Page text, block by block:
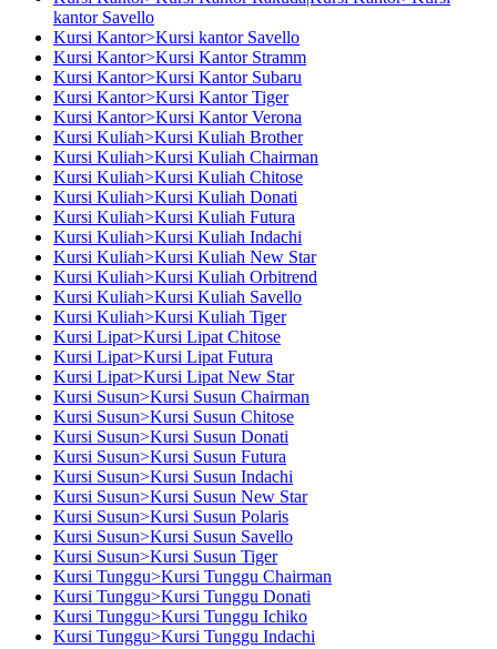
kantor Savello
Kursi Kantor>Kursi kantor Savello
Kursi Kantor>Kursi Kantor Stramm
Kursi Kantor>Kursi Kantor Subaru
Kursi Kantor>Kursi Kantor Tiger
Kursi Kantor>Kursi Kantor Verona
Kursi Kuliah>Kursi Kuliah Brother
Kursi Kuliah>Kursi Kuliah Chairman
Kursi Kuliah>Kursi Kuliah Chitose
Kursi Kuliah>Kursi Kuliah Donati
Kursi Kuliah>Kursi Kuliah Futura
Kursi Kuliah>Kursi Kuliah Indachi
Kursi Kuliah>Kursi Kuliah New Star
Kursi Kuliah>Kursi Kuliah Orbitrend
Kursi Kuliah>Kursi Kuliah Savello
Kursi Kuliah>Kursi Kuliah Tiger
Kursi Lipat>Kursi Lipat Chitose
Kursi Lipat>Kursi Lipat Futura
Kursi Lipat>Kursi Lipat New Star
Kursi Susun>Kursi Susun Chairman
Kursi Susun>Kursi Susun Chitose
Kursi Susun>Kursi Susun Donati
Kursi Susun>Kursi Susun Futura
Kursi Susun>Kursi Susun Indachi
Kursi Susun>Kursi Susun New Star
Kursi Susun>Kursi Susun Polaris
Kursi Susun>Kursi Susun Savello
Kursi Susun>Kursi Susun Tiger
Kursi Tunggu>Kursi Tunggu Chairman
Kursi Tunggu>Kursi Tunggu Donati
Kursi Tunggu>Kursi Tunggu Ichiko
Kursi Tunggu>Kursi Tunggu Indachi